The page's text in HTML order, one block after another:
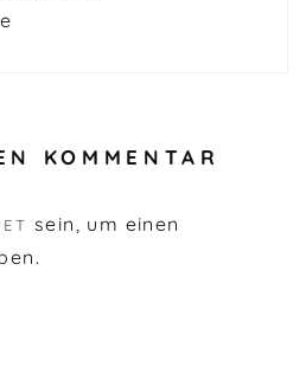
KOMMENTAR
sein, um einen